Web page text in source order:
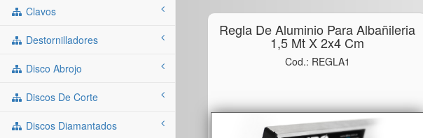
Clavos
Destornilladores
Disco Abrojo
Discos De Corte
Discos Diamantados
Regla De Aluminio Para Albañileria
1,5 Mt X 2x4 Cm
Cod.: REGLA1